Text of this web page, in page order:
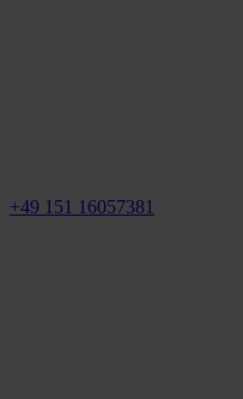
+49 151 16057381